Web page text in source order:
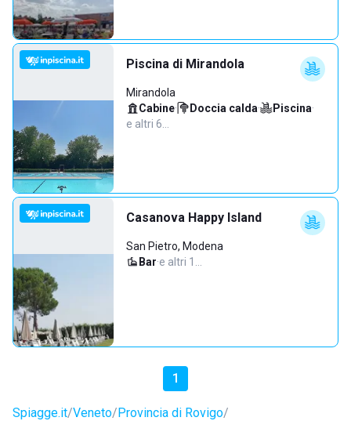
Piscina di Mirandola
Mirandola
Cabine· Doccia calda· Piscina·
e altri 6…
Casanova Happy Island
San Pietro, Modena
Bar·e altri 1…
1
Spiagge.it Veneto Provincia di Rovigo